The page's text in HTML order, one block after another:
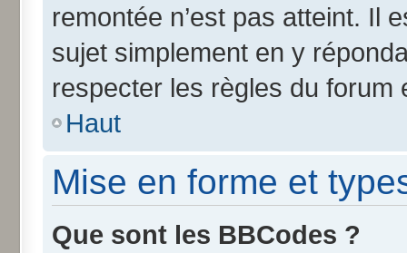
remontée n’est pas atteint. Il
sujet simplement en y
respecter les règles du forum
Haut
Mise en forme et
Que sont les BBCodes ?